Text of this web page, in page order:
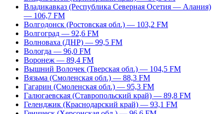
Владикавказ (Республика Северная Осетия — Алания)
— 106,7 FM
Волгодонск (Ростовская обл.) — 103,2 FM
Волгоград — 92,6 FM
Волноваха (ДНР) — 99,5 FM
Вологда — 96,0 FM
Воронеж — 89,4 FM
Вышний Волочек (Тверская обл.) — 104,5 FM
Вязьма (Смоленская обл.) — 88,3 FM
Гагарин (Смоленская обл.) — 95,3 FM
Галюгаевская (Ставропольский край) — 89,8 FM
Геленджик (Краснодарский край) — 93,1 FM